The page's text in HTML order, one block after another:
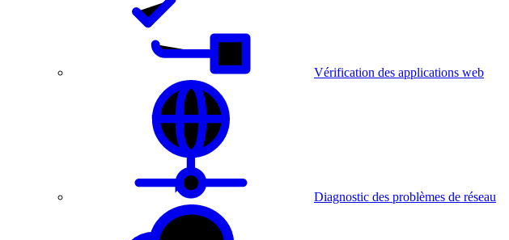
Vérification des applications web
Diagnostic des problèmes de réseau